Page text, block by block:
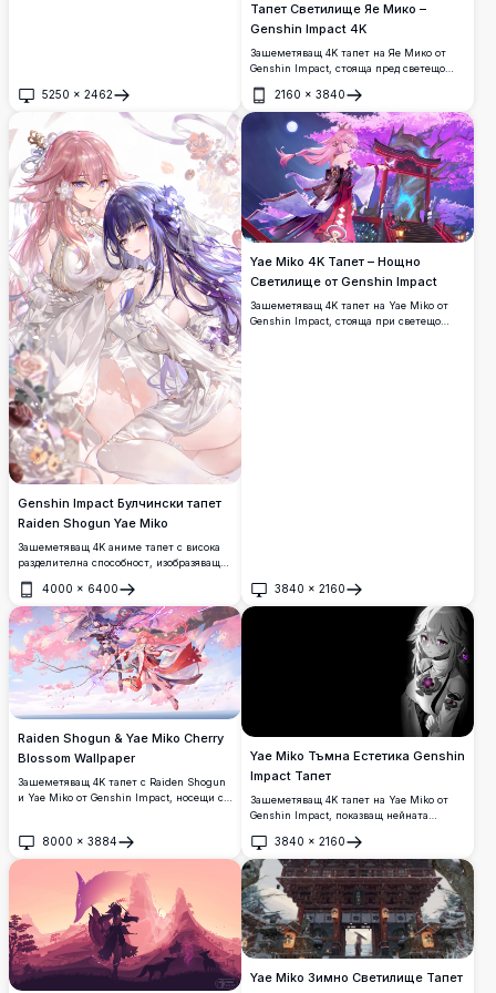
5250 × 2462
Отвори
Тапет Светилище Яе Мико –
Genshin Impact 4K
Зашеметяващ 4K тапет на Яе Мико от
Genshin Impact, стояща пред светещо
светилище с порта тории, заобиколена
от въртящи се листенца сакура и
мистични розови дървета от черешов
цвят с невероятни детайли.
2160 × 3840
Отвори
Genshin Impact Булчински тапет
Raiden Shogun Yae Miko
Зашеметяващ 4K аниме тапет с висока
разделителна способност, изобразяващ
Raiden Shogun и Yae Miko от Genshin
Impact в елегантни бели булчински
рокли, украсени с флорални аксесоари,
заобиколени от меки рози и панделки в
мечтателна естетика.
4000 × 6400
Отвори
Yae Miko 4K Тапет – Нощно
Светилище от Genshin Impact
Зашеметяващ 4K тапет на Yae Miko от
Genshin Impact, стояща при светещо
3840 × 2160
Отвори
Raiden Shogun & Yae Miko Cherry
Blossom Wallpaper
Зашеметяващ 4K тапет с Raiden Shogun
и Yae Miko от Genshin Impact, носещи се
облечени в елегантни тоалети,
вдъхновени от Япония, на фона на
спокойно небе.
8000 × 3884
Отвори
Yae Miko Тъмна Естетика Genshin
Impact Тапет
Зашеметяващ 4K тапет на Yae Miko от
Genshin Impact, показващ нейната
лилави очи и елегантно облекло на фона
на драматичен тъмен фон. Перфектен за
десктоп и дисплеи с висока
разделителна способност.
3840 × 2160
Отвори
Yae Miko Зимно Светилище Тапет